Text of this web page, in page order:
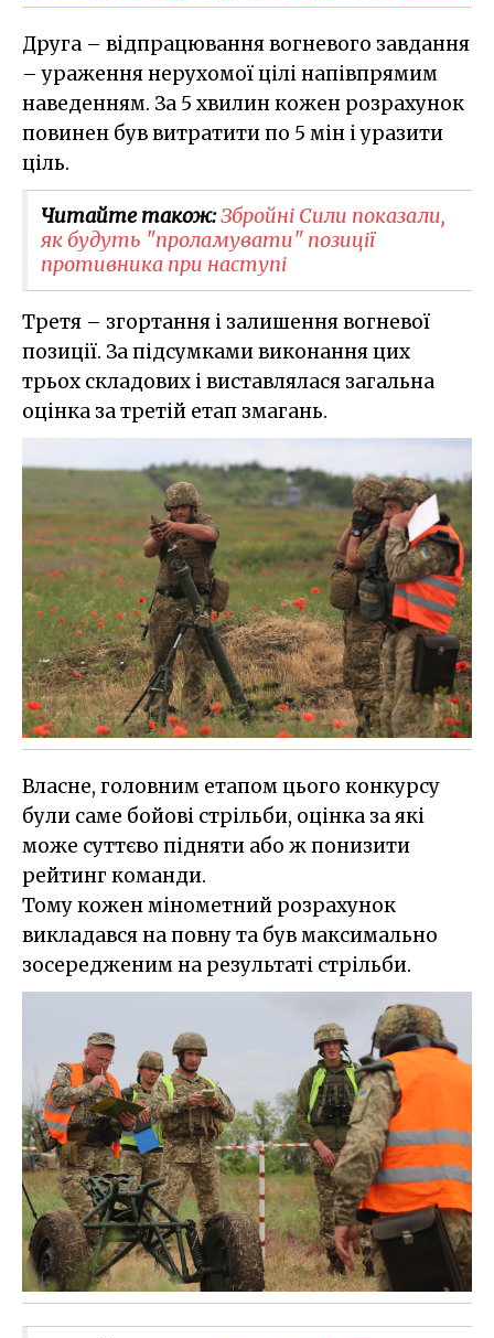
Друга – відпрацювання вогневого завдання
– ураження нерухомої цілі напівпрямим
наведенням. За 5 хвилин кожен розрахунок
повинен був витратити по 5 мін і уразити
ціль.
Читайте також:Збройні Сили показали,
як будуть "проламувати" позиції
противника при наступі
Третя – згортання і залишення вогневої
позиції. За підсумками виконання цих
трьох складових і виставлялася загальна
оцінка за третій етап змагань.
Власне, головним етапом цього конкурсу
були саме бойові стрільби, оцінка за які
може суттєво підняти або ж понизити
рейтинг команди.
Тому кожен мінометний розрахунок
викладався на повну та був максимально
зосередженим на результаті стрільби.